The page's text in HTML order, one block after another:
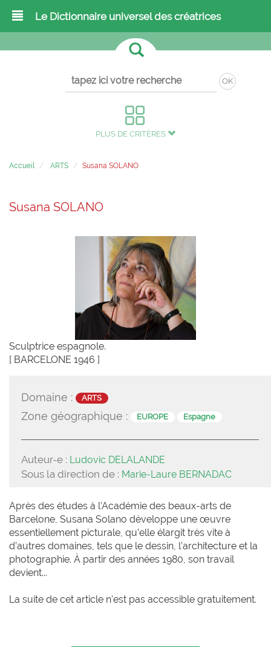
Le Dictionnaire universel des créatrices
OK
PLUS DE CRITÈRES
Accueil ARTS Susana SOLANO
Susana SOLANO
Sculptrice espagnole.
[ BARCELONE 1946 ]
Domaine : ARTS
Zone géographique : EUROPE Espagne
Auteur-e : Ludovic DELALANDE
Sous la direction de : Marie-Laure BERNADAC
Après des études à l’Académie des beaux-arts de
Barcelone, Susana Solano développe une œuvre
essentiellement picturale, qu’elle élargit très vite à
d’autres domaines, tels que le dessin, l’architecture et la
photographie. À partir des années 1980, son travail
devient...
La suite de cet article n'est pas accessible gratuitement.